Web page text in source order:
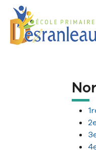
Aller à la navigation
Aller au contenu principal
Passer au pied de page